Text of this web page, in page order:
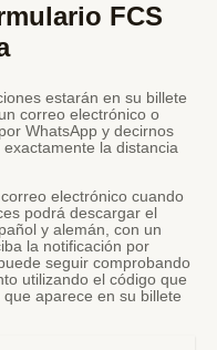
FCS
estarán en su billete
correo electrónico o
WhatsApp y decirnos
la distancia
electrónico cuando
podrá descargar el
y alemán, con un
la notificación por
seguir comprobando
utilizando el código que
aparece en su billete